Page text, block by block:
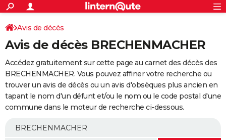
ACTUALITÉS
Politique
Société
Faits Divers
Education
Monde
Villes
+
SPORT
Coupe du monde 2026
Football
Tennis
Cyclisme
Rugby
Forum
Programme TV
TNT
Streaming
Cinéma
Sorties cinéma
Musique
+
FINANCE
Retraite
Epargne
Immobilier
Risques naturels par ville
Assurance
AUTO
Essais
Réserver un essai
Citadines
Berlines
SUV
Forum auto
+
Mobiles
Meilleur smartphone
Internet
Ordinateurs
Jeux vidéo
Guide high-tech
Avis de décès
Avis de décès BRECHENMACHER
Accédez gratuitement sur cette page au carnet des décès des
BRECHENMACHER. Vous pouvez affiner votre recherche ou
trouver un avis de décès ou un avis d'obsèques plus ancien en
tapant le nom d'un défunt et/ou le nom ou le code postal d'une
commune dans le moteur de recherche ci-dessous.